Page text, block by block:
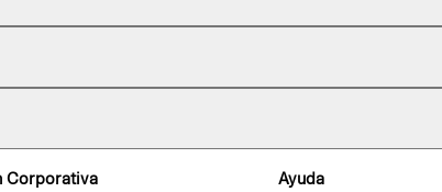
Corporativa Ayuda